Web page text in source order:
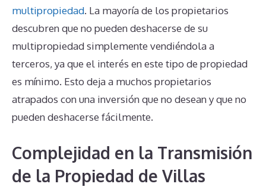
multipropiedad. La mayoría de los propietarios
descubren que no pueden deshacerse de su
multipropiedad simplemente vendiéndola a
terceros, ya que el interés en este tipo de propiedad
es mínimo. Esto deja a muchos propietarios
atrapados con una inversión que no desean y que no
pueden deshacerse fácilmente.
Complejidad en la Transmisión
de la Propiedad de Villas